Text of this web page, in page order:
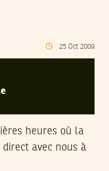
25 Oct 2009
heures où la
avec nous à